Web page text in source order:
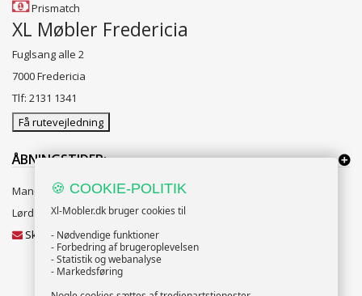
Prismatch
XL Møbler Fredericia
Fuglsang alle 2
7000 Fredericia
Tlf: 2131 1341
Få rutevejledning
ÅBNINGSTIDER:
Mandag til Fredag 10:00 til 18:00
Lørdag og Søndag 10:00 til 16:00
Skriv til vores kundeservice
🍪 COOKIE-POLITIK
Xl-Mobler.dk bruger cookies til
- Nødvendige funktioner
- Forbedring af brugeroplevelsen
- Statistik og webanalyse
- Markedsføring